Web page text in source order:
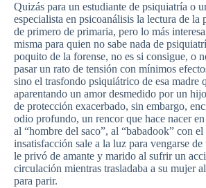
Quizás para un estudiante de psiquiatría o
especialista en psicoanálisis la lectura de la
de primero de primaria, pero lo más
misma para quien no sabe nada de
poquito de la forense, no es si consigue, o
pasar un rato de tensión con mínimos
sino el trasfondo psiquiátrico de esa madre
aparentando un amor desmedido por un
de protección exacerbado, sin embargo,
odio profundo, un rencor que hace nacer
al “hombre del saco”, al “babadook” con el
insatisfacción sale a la luz para vengarse
le privó de amante y marido al sufrir un
circulación mientras trasladaba a su mujer
para parir.